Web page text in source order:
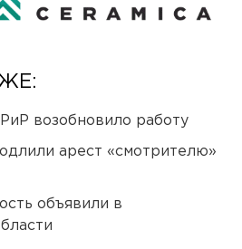
возобновило работу
арест «смотрителю»
объявили в